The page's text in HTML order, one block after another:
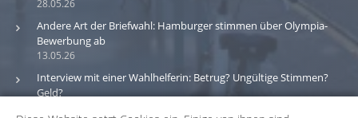
28.05.26
13.05.26
Andere Art der Briefwahl: Hamburger stimmen über Olympia-
Bewerbung ab
Interview mit einer Wahlhelferin: Betrug? Ungültige Stimmen?
Geld?